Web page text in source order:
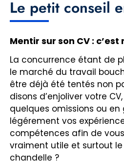
Le petit conseil
Mentir sur son CV :
La concurrence étant de
le marché du travail
être déjà été tentés non
disons d’enjoliver votre
quelques omissions ou
légérement vos
compétences afin de
vraiment utile et surtout
chandelle ?